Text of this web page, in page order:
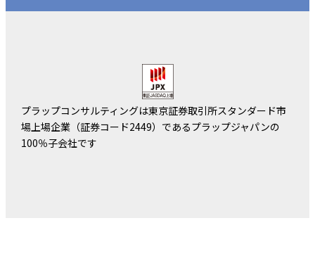
プラップコンサルティングは東京証券取引所スタンダード市
場上場企業（証券コード2449）であるプラップジャパンの
100％子会社です